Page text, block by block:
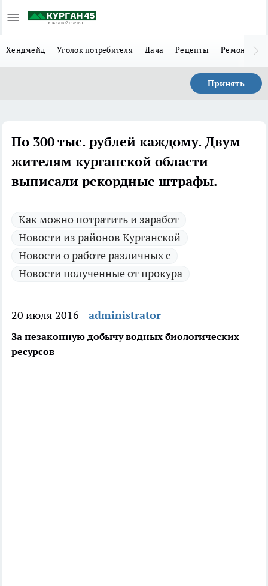
Хендмейд Уголок потребителя Дача Рецепты Ремонт
Принять
По 300 тыс. рублей каждому. Двум
жителям курганской области
выписали рекордные штрафы.
Как можно потратить и заработ
Новости из районов Курганской
Новости о работе различных с
Новости полученные от прокура
20 июля 2016 administrator
За незаконную добычу водных биологических
ресурсов